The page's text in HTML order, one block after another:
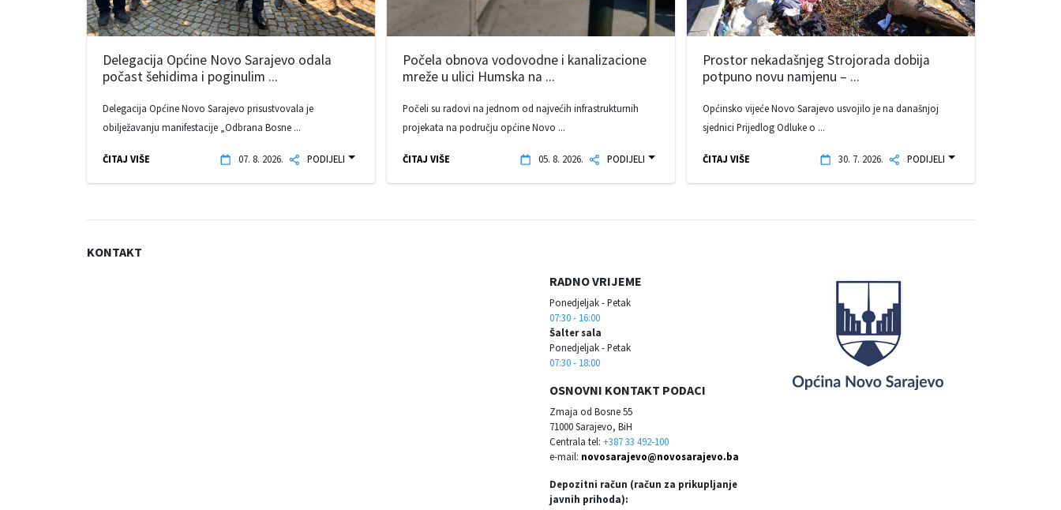
Delegacija Općine Novo Sarajevo odala
počast šehidima i poginulim ...
Delegacija Općine Novo Sarajevo prisustvovala je
obilježavanju manifestacije „Odbrana Bosne ...
ČITAJ VIŠE 07. 8. 2026. PODIJELI
Počela obnova vodovodne i kanalizacione
mreže u ulici Humska na ...
Počeli su radovi na jednom od najvećih infrastrukturnih
projekata na području općine Novo ...
ČITAJ VIŠE 05. 8. 2026. PODIJELI
Prostor nekadašnjeg Strojorada dobija
potpuno novu namjenu – ...
Općinsko vijeće Novo Sarajevo usvojilo je na današnjoj
sjednici Prijedlog Odluke o ...
ČITAJ VIŠE 30. 7. 2026. PODIJELI
KONTAKT
RADNO VRIJEME
Ponedjeljak - Petak
07:30 - 16:00
Šalter sala
Ponedjeljak - Petak
07:30 - 18:00
OSNOVNI KONTAKT PODACI
Zmaja od Bosne 55
71000 Sarajevo, BiH
Centrala tel: +387 33 492-100
e-mail: novosarajevo@novosarajevo.ba
Depozitni račun (račun za prikupljanje
javnih prihoda):